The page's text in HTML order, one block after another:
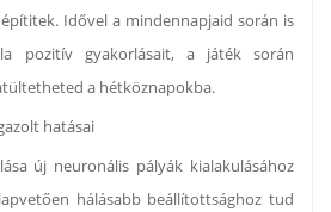
Idővel a mindennapjaid során is
pozitív gyakorlásait, a játék során
a hétköznapokba.
hatásai
új neuronális pályák kialakulásához
hálásabb beállítottsághoz tud